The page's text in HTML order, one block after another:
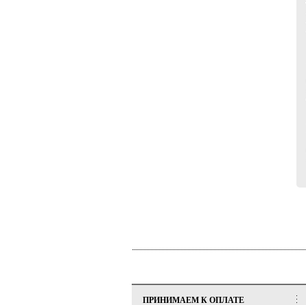
ПРИНИМАЕМ К ОПЛАТЕ